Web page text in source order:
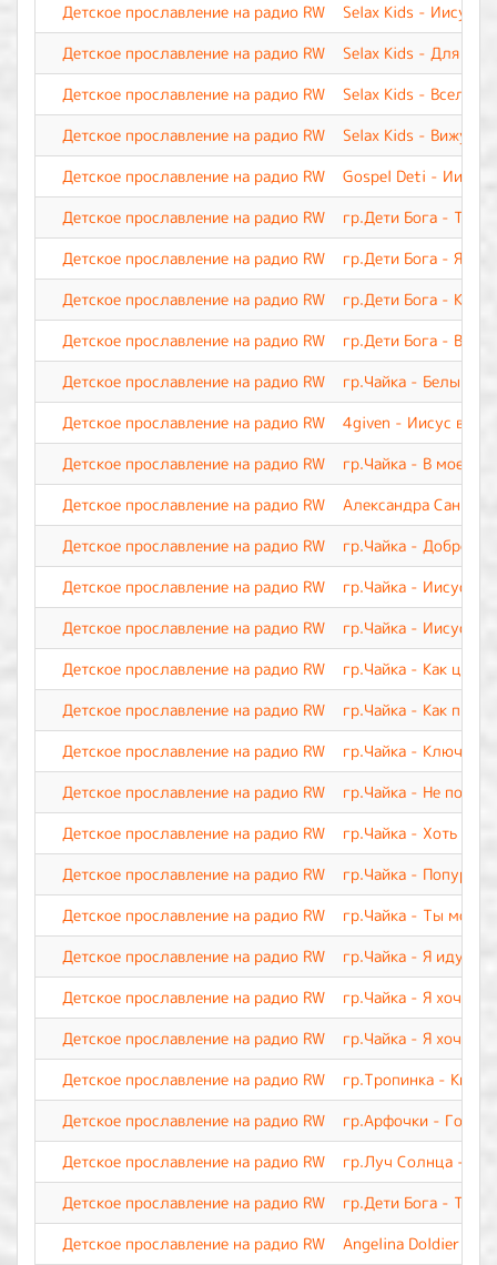
Детское прославление на радио RW
Selax Kids - Иисус,
Детское прославление на радио RW
Selax Kids - Для
Детское прославление на радио RW
Selax Kids -
Детское прославление на радио RW
Selax Kids - Вижу я
Детское прославление на радио RW
Gospel Deti -
Детское прославление на радио RW
гр.Дети Бога - Ты
Детское прославление на радио RW
гр.Дети Бога - Я
Детское прославление на радио RW
гр.Дети Бога -
Детское прославление на радио RW
гр.Дети Бога -
Детское прославление на радио RW
гр.Чайка - Белый
Детское прославление на радио RW
4given - Иисус
Детское прославление на радио RW
гр.Чайка - В моей
Детское прославление на радио RW
Александра
Детское прославление на радио RW
гр.Чайка - Доброта
Детское прославление на радио RW
гр.Чайка - Иисус,
Детское прославление на радио RW
гр.Чайка - Иисус, о
Детское прославление на радио RW
гр.Чайка - Как
Детское прославление на радио RW
гр.Чайка - Как
Детское прославление на радио RW
гр.Чайка - Ключ
Детское прославление на радио RW
гр.Чайка - Не
Детское прославление на радио RW
гр.Чайка - Хоть я и
Детское прославление на радио RW
гр.Чайка - Попурри
Детское прославление на радио RW
гр.Чайка - Ты мой
Детское прославление на радио RW
гр.Чайка - Я иду
Детское прославление на радио RW
гр.Чайка - Я хочу с
Детское прославление на радио RW
гр.Чайка - Я хочу
Детское прославление на радио RW
гр.Тропинка -
Детское прославление на радио RW
гр.Арфочки -
Детское прославление на радио RW
гр.Луч Солнца -
Детское прославление на радио RW
гр.Дети Бога - Тебе
Детское прославление на радио RW
Angelina Doldier -